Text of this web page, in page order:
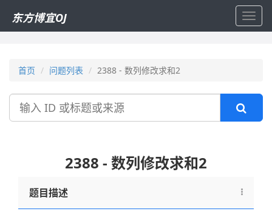
东方博宜OJ
首页 问题列表 2388 - 数列修改求和2
搜
2388 - 数列修改求和2
题目描述